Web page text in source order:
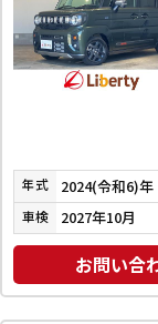
年式 2024(令和6)年
車検 2027年10月
お問い合